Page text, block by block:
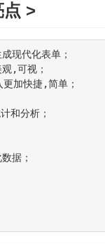
点 >
现代化表单；
,可视；
加快捷,简单；
和分析；
据；